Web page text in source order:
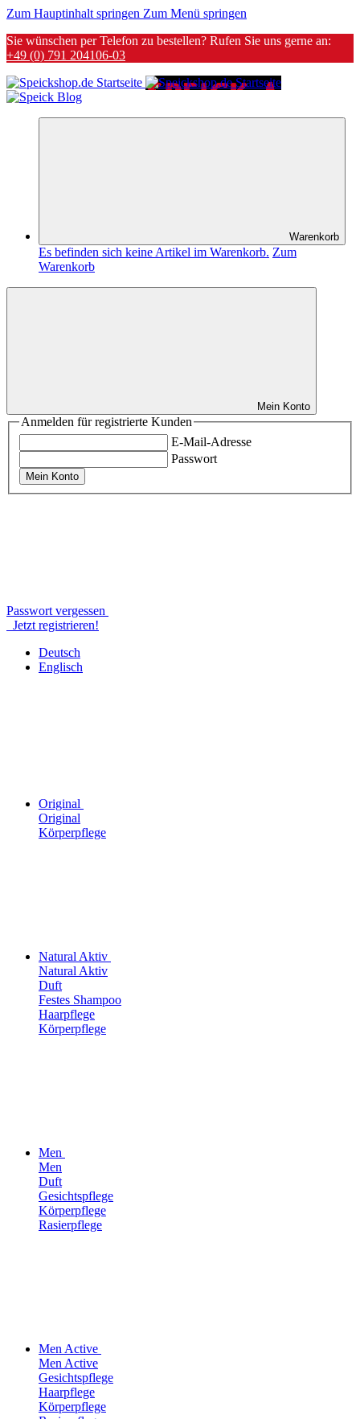
Zum Hauptinhalt springen Zum Menü springen
Sie wünschen per Telefon zu bestellen? Rufen Sie uns gerne an:
+49 (0) 791 204106-03
Warenkorb
Es befinden sich keine Artikel im Warenkorb. Zum
Warenkorb
Mein Konto
Anmelden für registrierte Kunden
E-Mail-Adresse
Passwort
Mein Konto
Passwort vergessen
Jetzt registrieren!
Deutsch
Englisch
Original
Original
Körperpflege
Natural Aktiv
Natural Aktiv
Duft
Festes Shampoo
Haarpflege
Körperpflege
Men
Men
Duft
Gesichtspflege
Körperpflege
Rasierpflege
Men Active
Men Active
Gesichtspflege
Haarpflege
Körperpflege